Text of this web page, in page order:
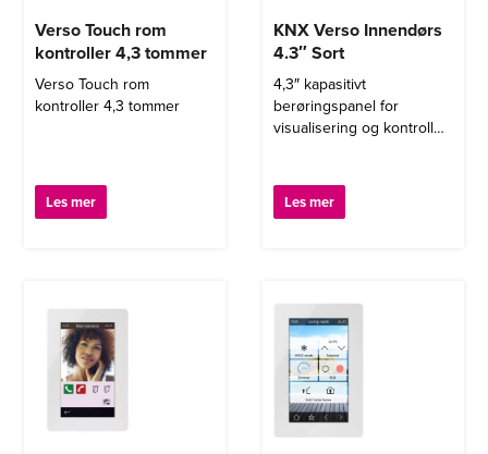
Verso Touch rom
kontroller 4,3 tommer
Verso Touch rom
kontroller 4,3 tommer
Les mer
KNX Verso Innendørs
4.3″ Sort
4,3″ kapasitivt
berøringspanel for
visualisering og kontroll
for fjernkontroll fra
smarttelefoner og
kan monteres stående
eller liggende.
Les mer